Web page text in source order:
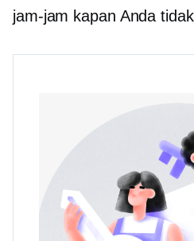
jam-jam kapan Anda